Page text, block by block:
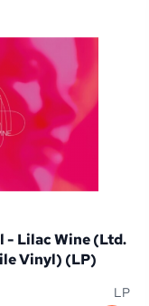
- Lilac Wine (Ltd.
Vinyl) (LP)
LP